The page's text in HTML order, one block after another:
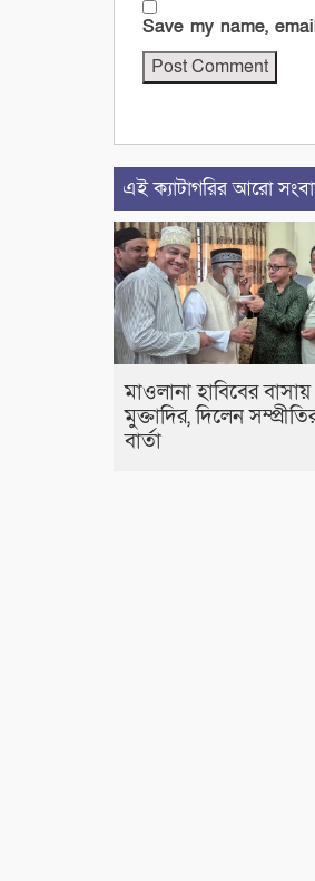
Save my name,
এই ক্যাটাগরির আরো
মাওলানা হাবিবের বাসায়
মুক্তাদির, দিলেন
বার্তা